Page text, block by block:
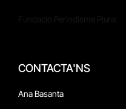
CONTACTA'NS
Ana Basanta